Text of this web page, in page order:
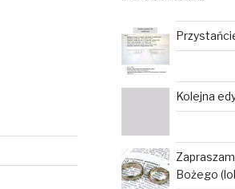
Kolejna
Bożego